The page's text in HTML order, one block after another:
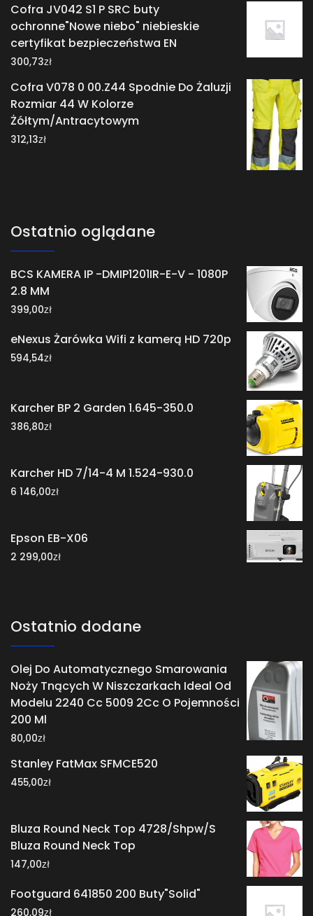
Cofra JV042 S1 P SRC buty
ochronne"Nowe niebo" niebieskie
certyfikat bezpieczeństwa EN
300,73zł
Cofra V078 0 00.Z44 Spodnie Do Żaluzji
Rozmiar 44 W Kolorze
Żółtym/Antracytowym
312,13zł
Ostatnio oglądane
BCS KAMERA IP -DMIP1201IR-E-V - 1080P
2.8 MM
399,00zł
eNexus Żarówka Wifi z kamerą HD 720p
594,54zł
Karcher BP 2 Garden 1.645-350.0
386,80zł
Karcher HD 7/14-4 M 1.524-930.0
6 146,00zł
Epson EB-X06
2 299,00zł
Ostatnio dodane
Olej Do Automatycznego Smarowania
Noży Tnących W Niszczarkach Ideal Od
Modelu 2240 Cc 5009 2Cc O Pojemności
200 Ml
80,00zł
Stanley FatMax SFMCE520
455,00zł
Bluza Round Neck Top 4728/Shpw/S
Bluza Round Neck Top
147,00zł
Footguard 641850 200 Buty"Solid"
260,09zł